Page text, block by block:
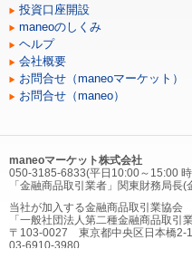
投資口座開設
maneoのしくみ
ヘルプ
会社概要
お問合せ（maneoマーケット）
お問合せ（maneo）
maneoマーケット株式会社
050-3185-6833(平日10:00～15:00
「金融商品取引業者」関東財務局長
当社が加入する金融商品取引業協会
「一般社団法人第二種金融商品取引業
〒103-0027 東京都中央区日本橋
03-6910-3980